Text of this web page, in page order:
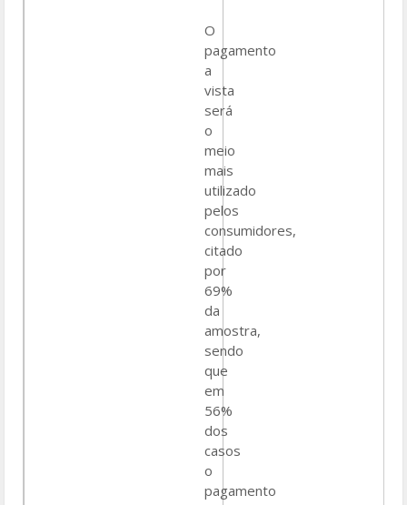
O
pagamento
a
vista
será
o
meio
mais
utilizado
pelos
consumidores,
citado
por
69%
da
amostra,
sendo
que
em
56%
dos
casos
o
pagamento